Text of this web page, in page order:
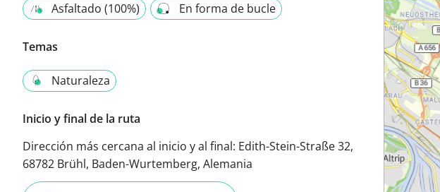
Asfaltado (100%) En forma de bucle
Temas
Naturaleza
Inicio y final de la ruta
Dirección más cercana al inicio y al final: Edith-Stein-Straße 32,
68782 Brühl, Baden-Wurtemberg, Alemania